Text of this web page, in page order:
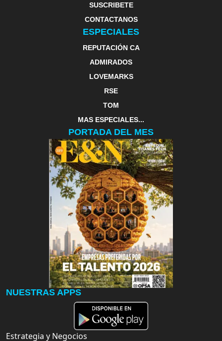
SUSCRIBETE
CONTACTANOS
ESPECIALES
REPUTACIÓN CA
ADMIRADOS
LOVEMARKS
RSE
TOM
MAS ESPECIALES...
PORTADA DEL MES
NUESTRAS APPS
Estrategia y Negocios